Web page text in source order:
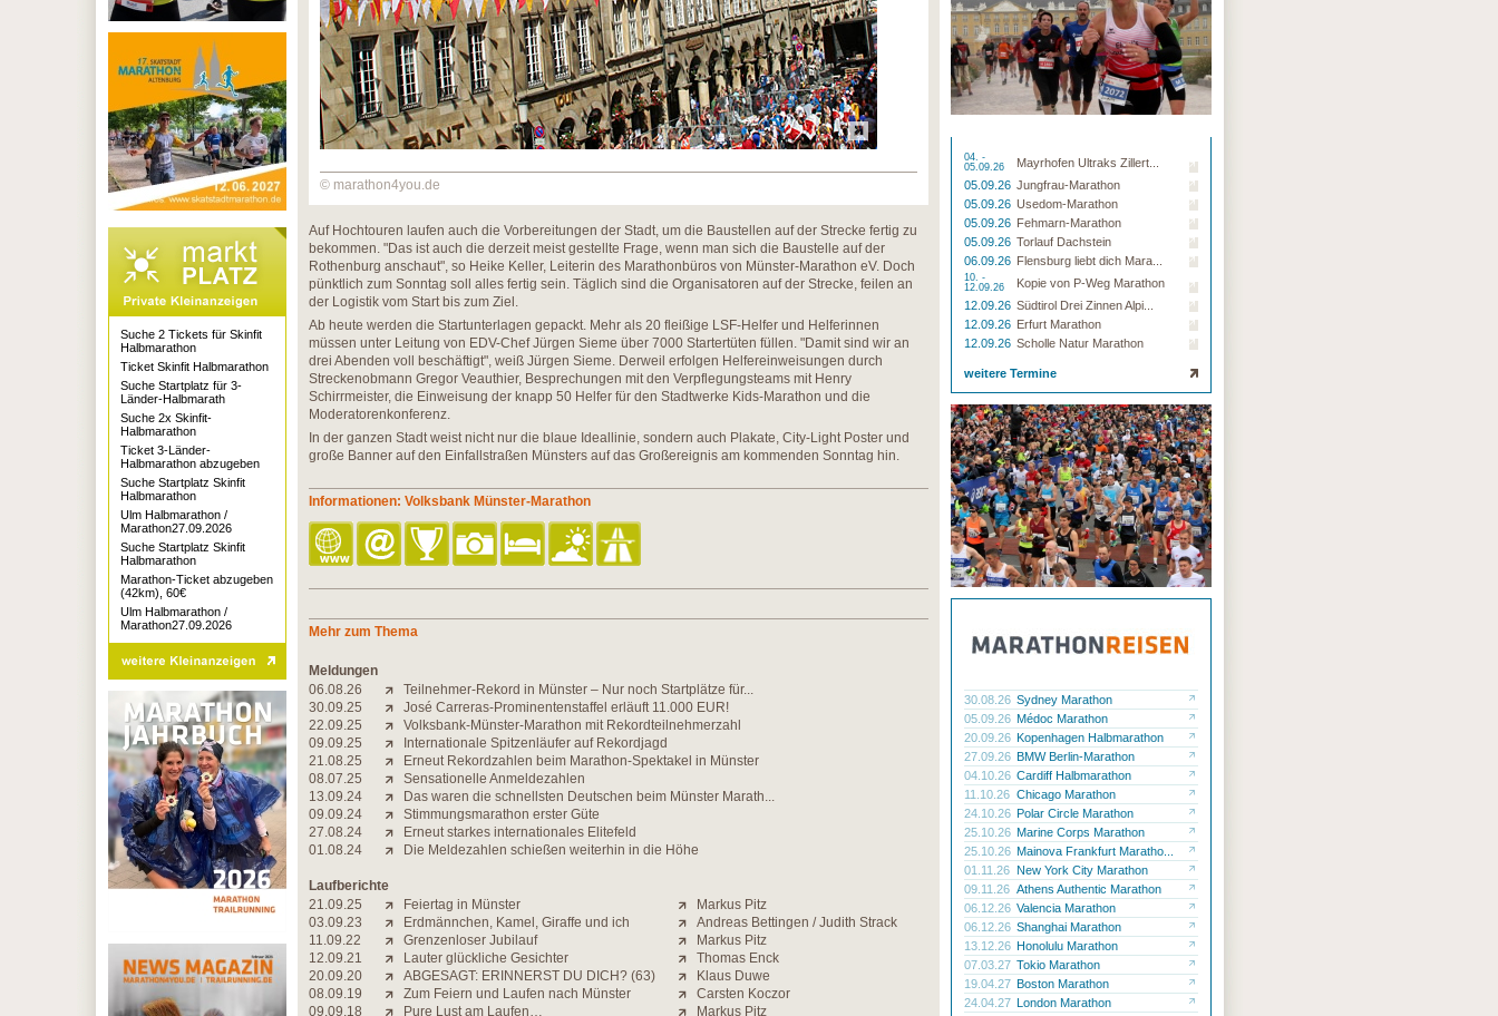
© marathon4you.de
Auf Hochtouren laufen auch die Vorbereitungen der Stadt, um die Baustellen auf der Strecke fertig zu
bekommen. "Das ist auch die derzeit meist gestellte Frage, wenn man sich die Baustelle auf der
Rothenburg anschaut", so Heike Keller, Leiterin des Marathonbüros von Münster-Marathon eV. Doch
pünktlich zum Sonntag soll alles fertig sein. Täglich sind die Organisatoren auf der Strecke, feilen an
der Logistik vom Start bis zum Ziel.
Ab heute werden die Startunterlagen gepackt. Mehr als 20 fleißige LSF-Helfer und Helferinnen
müssen unter Leitung von EDV-Chef Jürgen Sieme über 7000 Startertüten füllen. "Damit sind wir an
drei Abenden voll beschäftigt", weiß Jürgen Sieme. Derweil erfolgen Helfereinweisungen durch
Streckenobmann Gregor Veauthier, Besprechungen mit den Verpflegungsteams mit Henry
Schirrmeister, die Einweisung der knapp 50 Helfer für den Stadtwerke Kids-Marathon und die
Moderatorenkonferenz.
In der ganzen Stadt weist nicht nur die blaue Ideallinie, sondern auch Plakate, City-Light Poster und
große Banner auf den Einfallstraßen Münsters auf das Großereignis am kommenden Sonntag hin.
Informationen: Volksbank Münster-Marathon
Mehr zum Thema
Meldungen
06.08.26
Teilnehmer-Rekord in Münster – Nur noch Startplätze für...
30.09.25
José Carreras-Prominentenstaffel erläuft 11.000 EUR!
22.09.25
Volksbank-Münster-Marathon mit Rekordteilnehmerzahl
09.09.25
Internationale Spitzenläufer auf Rekordjagd
21.08.25
Erneut Rekordzahlen beim Marathon-Spektakel in Münster
08.07.25
Sensationelle Anmeldezahlen
13.09.24
Das waren die schnellsten Deutschen beim Münster Marath...
09.09.24
Stimmungsmarathon erster Güte
27.08.24
Erneut starkes internationales Elitefeld
01.08.24
Die Meldezahlen schießen weiterhin in die Höhe
Laufberichte
21.09.25
Feiertag in Münster
Markus Pitz
03.09.23
Erdmännchen, Kamel, Giraffe und ich
Andreas Bettingen / Judith Strack
11.09.22
Grenzenloser Jubilauf
Markus Pitz
12.09.21
Lauter glückliche Gesichter
Thomas Enck
20.09.20
ABGESAGT: ERINNERST DU DICH? (63)
Klaus Duwe
08.09.19
Zum Feiern und Laufen nach Münster
Carsten Koczor
09.09.18
Pure Lust am Laufen… Markus Pitz
04. -
05.09.26
Mayrhofen Ultraks Zillert...
05.09.26 Jungfrau-Marathon
05.09.26 Usedom-Marathon
05.09.26 Fehmarn-Marathon
05.09.26 Torlauf Dachstein
06.09.26 Flensburg liebt dich Mara...
10. -
12.09.26
Kopie von P-Weg Marathon
12.09.26 Südtirol Drei Zinnen Alpi...
12.09.26 Erfurt Marathon
12.09.26 Scholle Natur Marathon
weitere Termine
30.08.26 Sydney Marathon
05.09.26 Médoc Marathon
20.09.26 Kopenhagen Halbmarathon
27.09.26 BMW Berlin-Marathon
04.10.26 Cardiff Halbmarathon
11.10.26 Chicago Marathon
24.10.26 Polar Circle Marathon
25.10.26 Marine Corps Marathon
25.10.26 Mainova Frankfurt Maratho...
01.11.26 New York City Marathon
09.11.26 Athens Authentic Marathon
06.12.26 Valencia Marathon
06.12.26 Shanghai Marathon
13.12.26 Honolulu Marathon
07.03.27 Tokio Marathon
19.04.27 Boston Marathon
24.04.27 London Marathon
Suche 2 Tickets für Skinfit
Halbmarathon
Ticket Skinfit Halbmarathon
Suche Startplatz für 3-
Länder-Halbmarath
Suche 2x Skinfit-
Halbmarathon
Ticket 3-Länder-
Halbmarathon abzugeben
Suche Startplatz Skinfit
Halbmarathon
Ulm Halbmarathon /
Marathon27.09.2026
Suche Startplatz Skinfit
Halbmarathon
Marathon-Ticket abzugeben
(42km), 60€
Ulm Halbmarathon /
Marathon27.09.2026